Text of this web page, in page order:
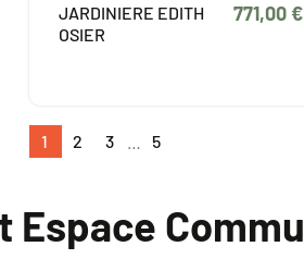
JARDINIERE EDITH
OSIER
771,00 €
1 2 3 5
Espace